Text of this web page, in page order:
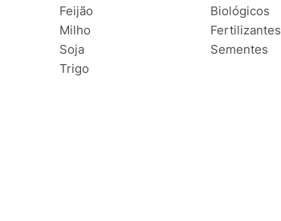
Feijão
Milho
Soja
Trigo
Biológicos
Fertilizantes
Sementes